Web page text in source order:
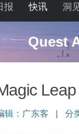
报 快讯 洞
Quest
辑： 广东客 分